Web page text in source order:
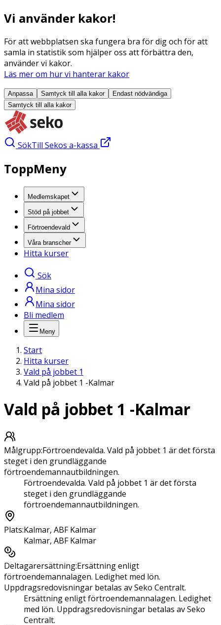
Vi använder kakor!
För att webbplatsen ska fungera bra för dig och för att
samla in statistik som hjälper oss att förbättra den,
använder vi kakor.
Läs mer om hur vi hanterar kakor
Anpassa Samtyck till alla kakor
Endast nödvändiga
Samtyck till alla kakor
SökTill Sekos a-kassa
ToppMeny
Medlemskapet
Stöd på jobbet
Förtroendevald
Våra branscher
Hitta kurser
Sök
Mina sidor
Mina sidor
Bli medlem
Meny
Start
Hitta kurser
Vald på jobbet 1
Vald på jobbet 1 -Kalmar
Vald på jobbet 1 -Kalmar
Målgrupp:Förtroendevalda. Vald på jobbet 1 är det första
steget i den grundläggande
förtroendemannautbildningen.
Förtroendevalda. Vald på jobbet 1 är det första
steget i den grundläggande
förtroendemannautbildningen.
Plats:Kalmar, ABF Kalmar
Kalmar, ABF Kalmar
Deltagarersättning:Ersättning enligt
förtroendemannalagen. Ledighet med lön.
Uppdragsredovisningar betalas av Seko Centralt.
Ersättning enligt förtroendemannalagen. Ledighet
med lön. Uppdragsredovisningar betalas av Seko
Centralt.